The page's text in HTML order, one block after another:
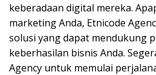
keberadaan digital mereka.
marketing Anda, Etnicode
solusi yang dapat mendukung
keberhasilan bisnis Anda.
Agency untuk memulai